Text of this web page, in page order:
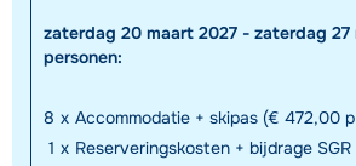
zaterdag 20 maart 2027 - zaterdag 27
personen:
8 x Accommodatie + skipas (€ 472,00
1 x Reserveringskosten + bijdrage SGR